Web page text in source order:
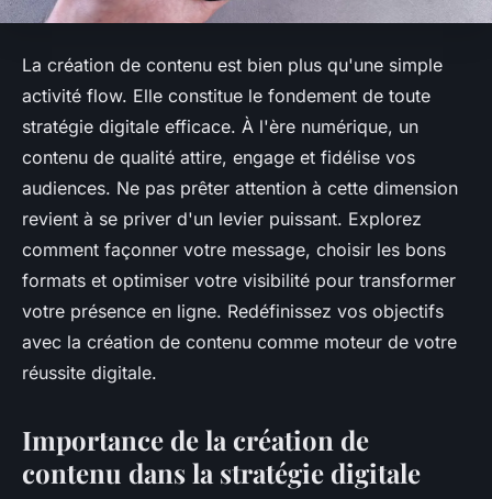
La création de contenu est bien plus qu'une simple
activité flow. Elle constitue le fondement de toute
stratégie digitale efficace. À l'ère numérique, un
contenu de qualité attire, engage et fidélise vos
audiences. Ne pas prêter attention à cette dimension
revient à se priver d'un levier puissant. Explorez
comment façonner votre message, choisir les bons
formats et optimiser votre visibilité pour transformer
votre présence en ligne. Redéfinissez vos objectifs
avec la création de contenu comme moteur de votre
réussite digitale.
Importance de la création de
contenu dans la stratégie digitale